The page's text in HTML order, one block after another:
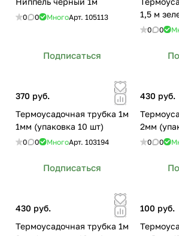
0 0 МногоАрт. 105113
Подписаться
1,5 м
0 0
370 руб.
Термоусадочная трубка 1м
1мм (упаковка 10 шт)
0 0 МногоАрт. 103194
Подписаться
430 руб.
2мм
0 0
430 руб.
Термоусадочная трубка 1м
100 руб.